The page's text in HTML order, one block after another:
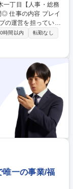
イ
の運営を担っていた
総務グループの運
連携 ■総務業
書1名）、会員社入
管理（庶務1名）、
、勤怠/給与管理、
は総務実務や会議運
がら、人事・総務部
/平均残業15時間◎
時間以内
転勤なし
唯一の事業/福